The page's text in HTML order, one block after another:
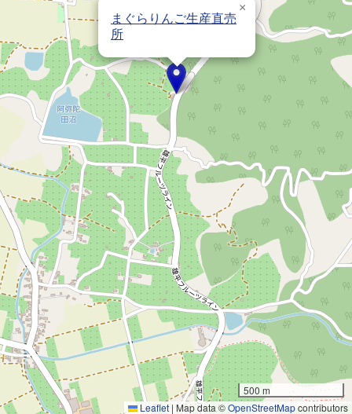
まぐらりんご生産直売
所
×
500 m
Leaflet | Map data ©OpenStreetMapcontributors